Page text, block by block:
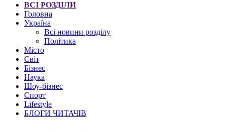
ВСІ РОЗДІЛИ
Головна
Україна
Всі новини розділу
Політика
Місто
Світ
Бізнес
Наука
Шоу-бізнес
Спорт
Lifestyle
БЛОГИ ЧИТАЧІВ